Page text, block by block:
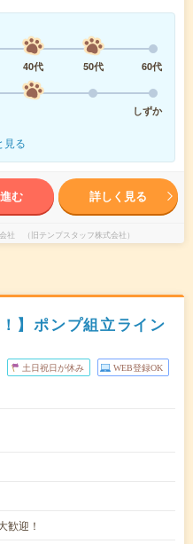
40代 50代
60代
しずか
見る
む 詳しく見る
社 （旧テンプスタッフ株式会社）
】ポンプ組立ライン
土日祝日が休み WEB登録OK
歓迎！